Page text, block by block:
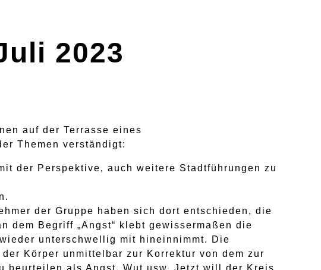
2023
auf der Terrasse eines
Themen verständigt:
der Perspektive, auch weitere Stadtführungen zu
der Gruppe haben sich dort entschieden, die
dem Begriff „Angst“ klebt gewissermaßen die
unterschwellig mit hineinnimmt. Die
Körper unmittelbar zur Korrektur von dem zur
beurteilen als Angst, Wut usw. Jetzt will der Kreis